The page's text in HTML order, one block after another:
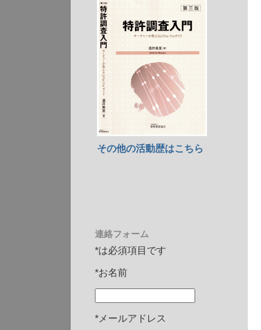
その他の活動歴はこちら
連絡フォーム
*は必須項目です
*お名前
*メールアドレス